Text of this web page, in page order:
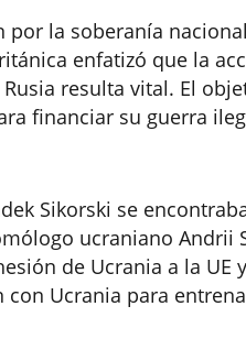
la soberanía
enfatizó que la
resulta vital. El
financiar su guerra
Sikorski se
ucraniano Andrii
de Ucrania a la UE
Ucrania para